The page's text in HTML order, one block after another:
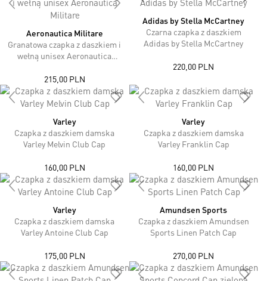
Aeronautica Militare
Granatowa czapka z daszkiem i
wełną unisex Aeronautica
215,00 PLN
Adidas by Stella McCartney
Czarna czapka z daszkiem
Adidas by Stella McCartney
220,00 PLN
Varley
Czapka z daszkiem damska
Varley Melvin Club Cap
160,00 PLN
Varley
Czapka z daszkiem damska
Varley Franklin Cap
160,00 PLN
Varley
Czapka z daszkiem damska
Varley Antoine Club Cap
175,00 PLN
Amundsen Sports
Czapka z daszkiem Amundsen
Sports Linen Patch Cap
270,00 PLN